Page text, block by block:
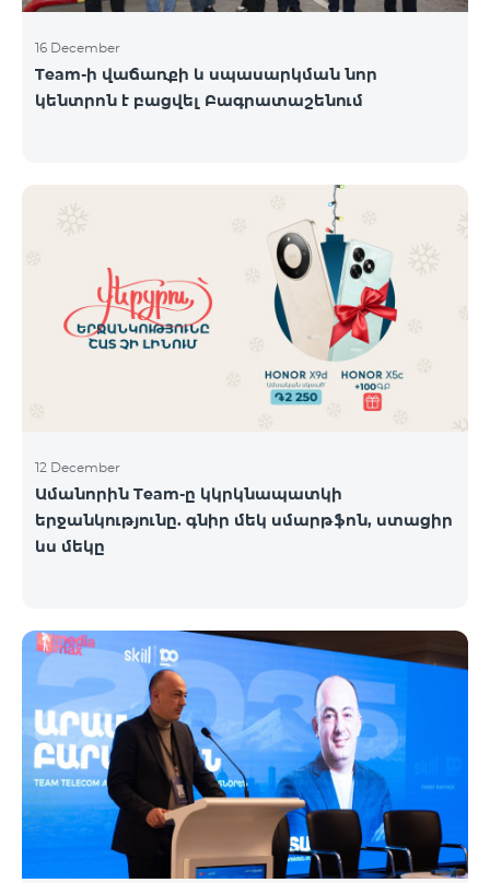
16 December
Team-ի վաճառքի և սպասարկման նոր
կենտրոն է բացվել Բագրատաշենում
12 December
Ամանորին Team-ը կկրկնապատկի
երջանկությունը. գնիր մեկ սմարթֆոն, ստացիր
ևս մեկը